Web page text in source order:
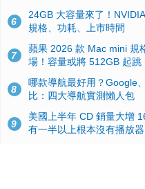
6
24GB 大容量來了！
規格、功耗、上市時間
7
蘋果 2026 款 Mac mini 規
場！容量或將 512GB 起跳
8
哪款導航最好用？Google
比：四大導航實測懶人包
9
美國上半年 CD 銷量大增
有一半以上根本沒有播放器